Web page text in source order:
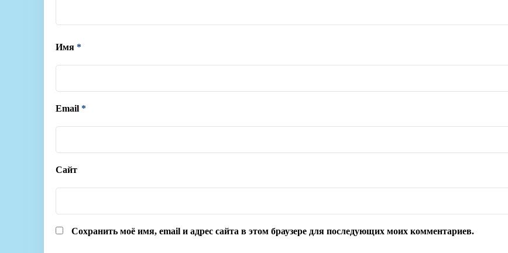
Имя *
Email *
Сайт
Сохранить моё имя, email и адрес сайта в этом браузере для последующих моих комментариев.